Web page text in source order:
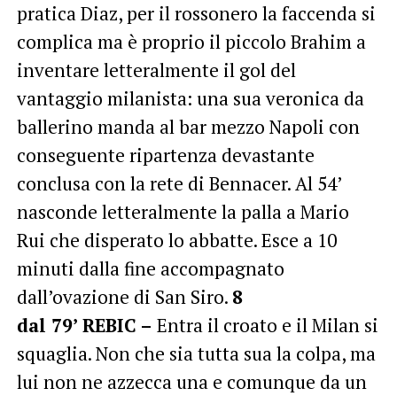
pratica Diaz, per il rossonero la faccenda si
complica ma è proprio il piccolo Brahim a
inventare letteralmente il gol del
vantaggio milanista: una sua veronica da
ballerino manda al bar mezzo Napoli con
conseguente ripartenza devastante
conclusa con la rete di Bennacer. Al 54’
nasconde letteralmente la palla a Mario
Rui che disperato lo abbatte. Esce a 10
minuti dalla fine accompagnato
dall’ovazione di San Siro. 8
dal 79’ REBIC – Entra il croato e il Milan si
squaglia. Non che sia tutta sua la colpa, ma
lui non ne azzecca una e comunque da un